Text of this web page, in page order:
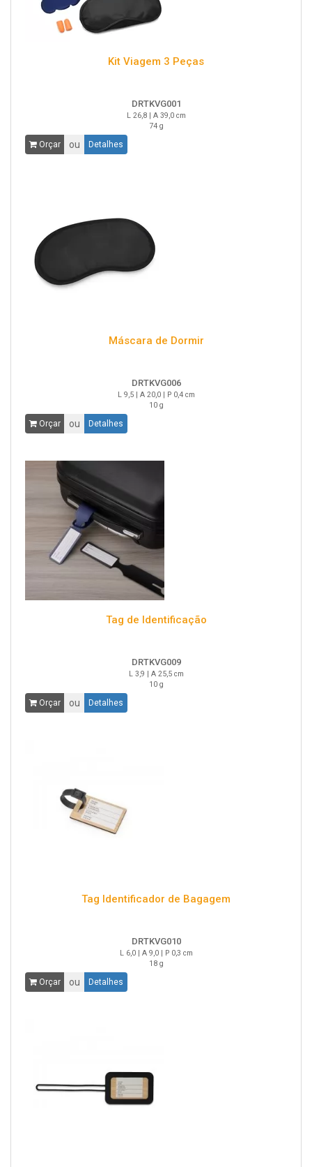
Kit Viagem 3 Peças
DRTKVG001
L 26,8 | A 39,0 cm
74 g
Orçar ou Detalhes
Máscara de Dormir
DRTKVG006
L 9,5 | A 20,0 | P 0,4 cm
10 g
Orçar ou Detalhes
Tag de Identificação
DRTKVG009
L 3,9 | A 25,5 cm
10 g
Orçar ou Detalhes
Tag Identificador de Bagagem
DRTKVG010
L 6,0 | A 9,0 | P 0,3 cm
18 g
Orçar ou Detalhes